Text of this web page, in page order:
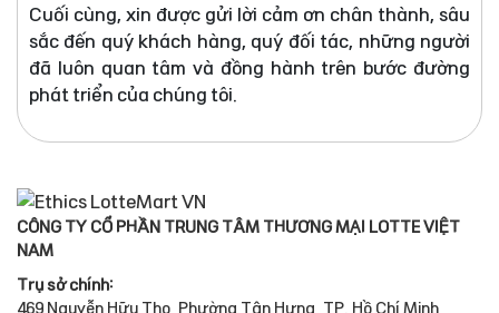
Cuối cùng, xin được gửi lời cảm ơn chân thành, sâu
sắc đến quý khách hàng, quý đối tác, những người
đã luôn quan tâm và đồng hành trên bước đường
phát triển của chúng tôi.
CÔNG TY CỔ PHẦN TRUNG TÂM THƯƠNG MẠI LOTTE VIỆT
NAM
Trụ sở chính:
469 Nguyễn Hữu Thọ, Phường Tân Hưng, TP. Hồ Chí Minh